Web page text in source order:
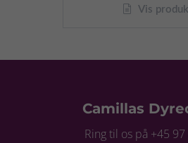
Vis
Camillas
Ring til os på +45